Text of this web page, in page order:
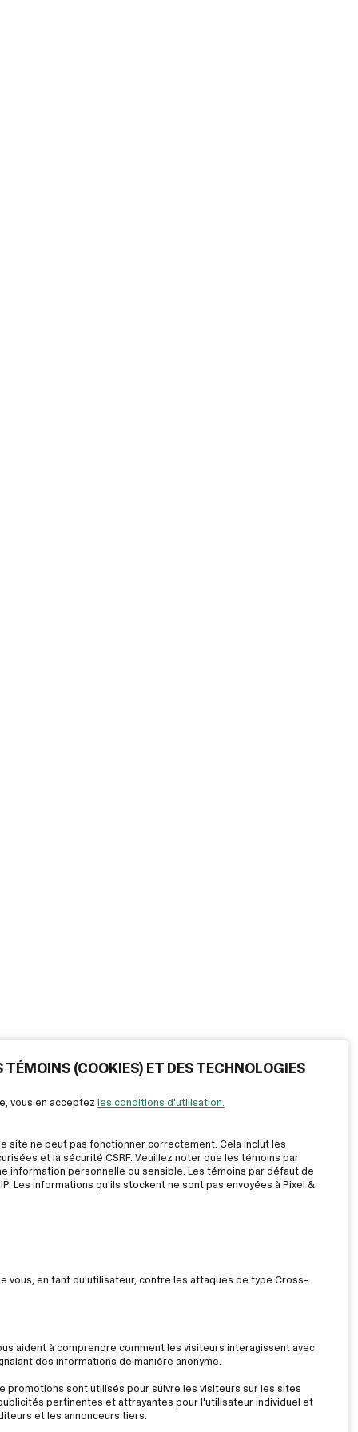
TÉMOINS (COOKIES) ET DES TECHNOLOGIES
vous en acceptez les conditions d'utilisation.
site ne peut pas fonctionner correctement. Cela inclut les
et la sécurité CSRF. Veuillez noter que les témoins par
information personnelle ou sensible. Les témoins par défaut de
Les informations qu'ils stockent ne sont pas envoyées à Pixel &
vous, en tant qu'utilisateur, contre les attaques de type Cross-
aident à comprendre comment les visiteurs interagissent avec
des informations de manière anonyme.
promotions sont utilisés pour suivre les visiteurs sur les sites
pertinentes et attrayantes pour l'utilisateur individuel et
et les annonceurs tiers.